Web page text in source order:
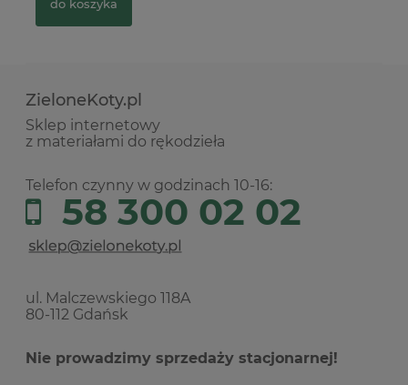
do koszyka
ZieloneKoty.pl
Sklep internetowy
z materiałami do rękodzieła
Telefon czynny w godzinach 10-16:
58 300 02 02
ul. Malczewskiego 118A
80-112 Gdańsk
Nie prowadzimy sprzedaży stacjonarnej!